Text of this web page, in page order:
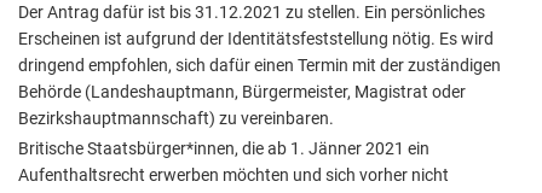
Der Antrag dafür ist bis 31.12.2021 zu stellen. Ein persönliches
Erscheinen ist aufgrund der Identitätsfeststellung nötig. Es wird
dringend empfohlen, sich dafür einen Termin mit der zuständigen
Behörde (Landeshauptmann, Bürgermeister, Magistrat oder
Bezirkshauptmannschaft) zu vereinbaren.
Britische Staatsbürger*innen, die ab 1. Jänner 2021 ein
Aufenthaltsrecht erwerben möchten und sich vorher nicht